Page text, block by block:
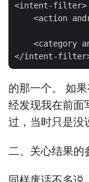
<intent-filter>
<action
<category
的那一个。 如
经发现我在前面
过，当时只是没
二、关心结果的